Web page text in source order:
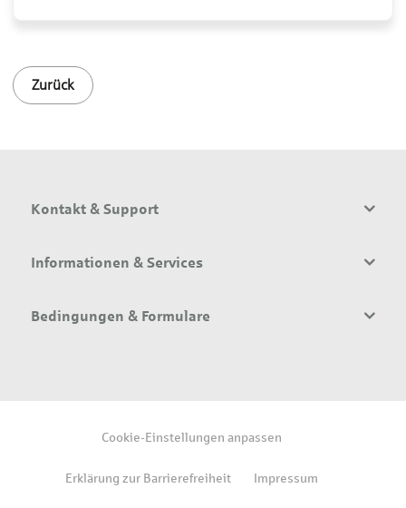
Zurück
Kontakt & Support
Informationen & Services
Bedingungen & Formulare
Cookie-Einstellungen anpassen
Erklärung zur Barrierefreiheit Impressum